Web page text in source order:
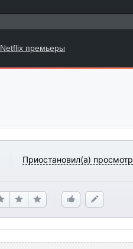
Netflix премьеры
Приостановил(а) просмотр